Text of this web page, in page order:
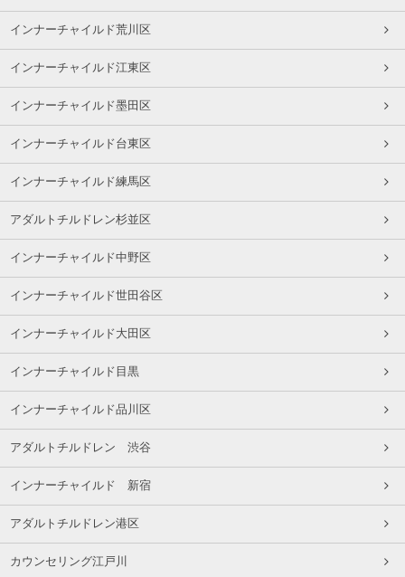
インナーチャイルド荒川区
インナーチャイルド江東区
インナーチャイルド墨田区
インナーチャイルド台東区
インナーチャイルド練馬区
アダルトチルドレン杉並区
インナーチャイルド中野区
インナーチャイルド世田谷区
インナーチャイルド大田区
インナーチャイルド目黒
インナーチャイルド品川区
アダルトチルドレン 渋谷
インナーチャイルド 新宿
アダルトチルドレン港区
カウンセリング江戸川